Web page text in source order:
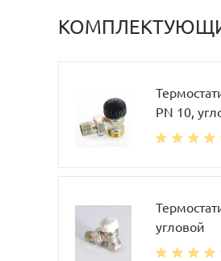
PN 10,
угловой